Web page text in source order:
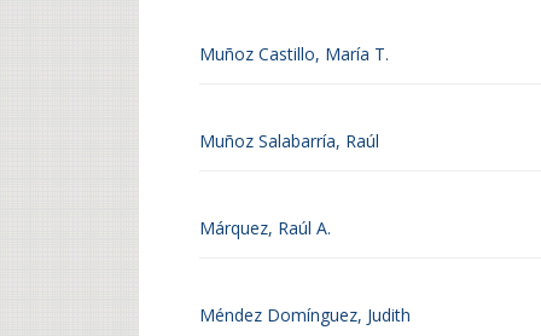
Muñoz Castillo, María T.
Muñoz Salabarría, Raúl
Márquez, Raúl A.
Méndez Domínguez, Judith